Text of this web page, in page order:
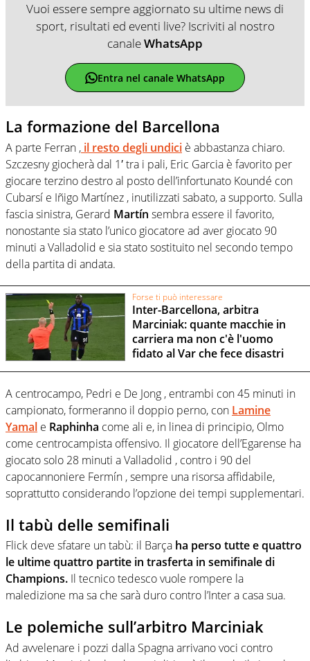
Vuoi essere sempre aggiornato su ultime news di
sport, risultati ed eventi live? Iscriviti al nostro
canaleWhatsApp
Entra nel canale WhatsApp
La formazione del Barcellona
A parte Ferran , il resto degli undici è abbastanza chiaro.
Szczesny giocherà dal 1′ tra i pali, Eric Garcia è favorito per
giocare terzino destro al posto dell’infortunato Koundé con
Cubarsí e Iñigo Martínez , inutilizzati sabato, a supporto. Sulla
fascia sinistra, Gerard Martín sembra essere il favorito,
nonostante sia stato l’unico giocatore ad aver giocato 90
minuti a Valladolid e sia stato sostituito nel secondo tempo
della partita di andata.
Forse ti può interessare
Inter-Barcellona, arbitra
Marciniak: quante macchie in
carriera ma non c'è l'uomo
fidato al Var che fece disastri
A centrocampo, Pedri e De Jong , entrambi con 45 minuti in
campionato, formeranno il doppio perno, con Lamine
Yamal e Raphinha come ali e, in linea di principio, Olmo
come centrocampista offensivo. Il giocatore dell’Egarense ha
giocato solo 28 minuti a Valladolid , contro i 90 del
capocannoniere Fermín , sempre una risorsa affidabile,
soprattutto considerando l’opzione dei tempi supplementari.
Il tabù delle semifinali
Flick deve sfatare un tabù: il Barça ha perso tutte e quattro
le ultime quattro partite in trasferta in semifinale di
Champions. Il tecnico tedesco vuole rompere la
maledizione ma sa che sarà duro contro l’Inter a casa sua.
Le polemiche sull’arbitro Marciniak
Ad avvelenare i pozzi dalla Spagna arrivano voci contro